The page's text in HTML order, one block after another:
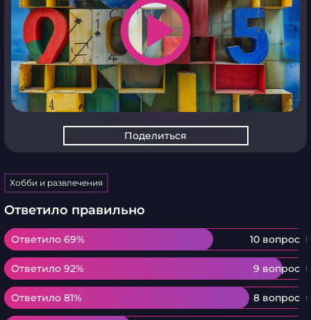
play_arrow
Поделиться
Хобби и развлечения
Ответило правильно
Ответило 69% 10 вопрос
Ответило 69%
Ответило 92% 9 вопрос
Ответило 92%
Ответило 81% 8 вопрос
Ответило 81%